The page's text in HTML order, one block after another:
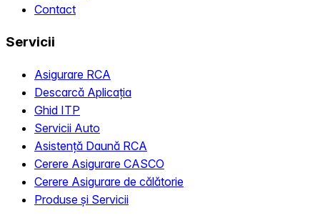
Contact
Servicii
Asigurare RCA
Descarcă Aplicația
Ghid ITP
Servicii Auto
Asistență Daună RCA
Cerere Asigurare CASCO
Cerere Asigurare de călătorie
Produse și Servicii